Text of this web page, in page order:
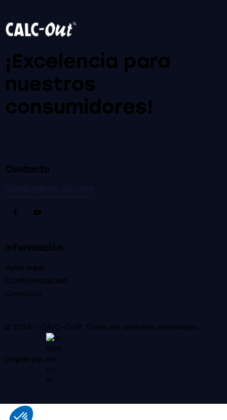
¡Excelencia para
nuestros
consumidores!
Contacto
contact@calc-out.com
Información
Aviso legal
Confidencialidad
Contacto
© 2024 – CALC-Out®. Todos los derechos reservados.
Dirigida por